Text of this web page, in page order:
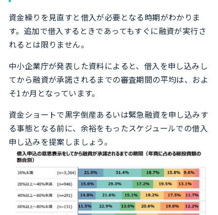
資金繰りを見直すと借入が必要となる時期がわかりま
す。追加で借入するときであってもすぐに融資が実行さ
れるとは限りません。
中小企業庁が発表した資料によると、借入を申し込みし
てから融資が承諾されるまでの審査期間の平均は、およ
そ1か月となっています。
資金ショートで黒字倒産あるいは緊急融資を申し込みす
る事態となる前に、余裕をもったスケジュールでの借入
申し込みを提案しましょう。